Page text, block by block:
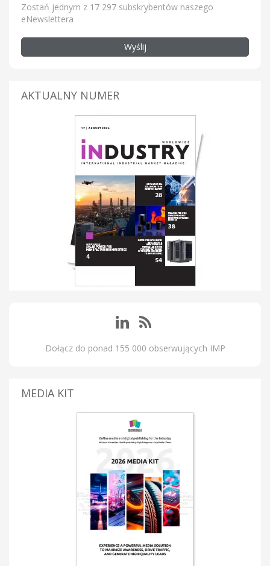
Zostań jednym z 17 297 subskrybentów naszego
eNewslettera
Wyślij
AKTUALNY NUMER
Dołącz do ponad 155 000 obserwujących IMP
MEDIA KIT